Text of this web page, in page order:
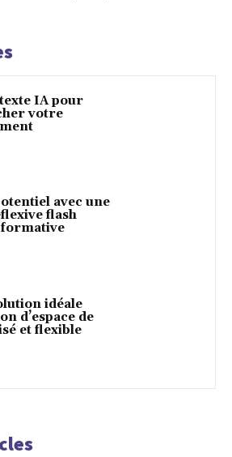
IA pour
votre
avec une
flash
idéale
d’espace de
et flexible